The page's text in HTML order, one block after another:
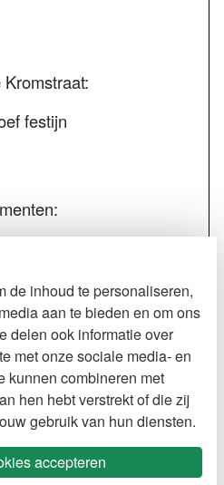
festijn
de inhoud te personaliseren,
aan te bieden en om ons
delen ook informatie over
met onze sociale media- en
kunnen combineren met
hen hebt verstrekt of die zij
gebruik van hun diensten.
accepteren